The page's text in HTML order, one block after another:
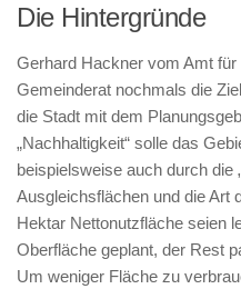
Die Hintergründe
Gerhard Hackner vom Amt
Gemeinderat nochmals die
die Stadt mit dem
„Nachhaltigkeit“ solle das
beispielsweise auch durch die
Ausgleichsflächen und die Art
Hektar Nettonutzfläche seien
Oberfläche geplant, der Rest
Um weniger Fläche zu